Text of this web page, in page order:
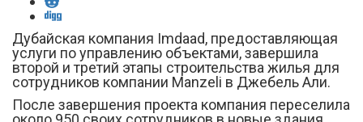
Дубайская компания Imdaad, предоставляющая
услуги по управлению объектами, завершила
второй и третий этапы строительства жилья для
сотрудников компании Manzeli в Джебель Али.
После завершения проекта компания переселила